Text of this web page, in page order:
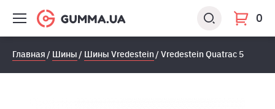
0
Главная Шины Шины Vredestein Vredestein Quatrac 5